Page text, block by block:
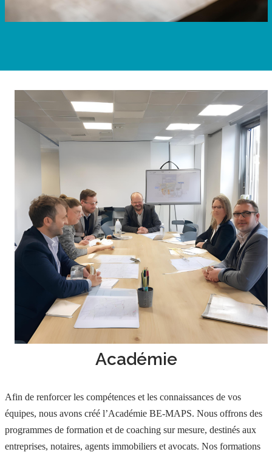
Académie
Afin de renforcer les compétences et les connaissances de vos
équipes, nous avons créé l’Académie BE-MAPS. Nous offrons des
programmes de formation et de coaching sur mesure, destinés aux
entreprises, notaires, agents immobiliers et avocats. Nos formations